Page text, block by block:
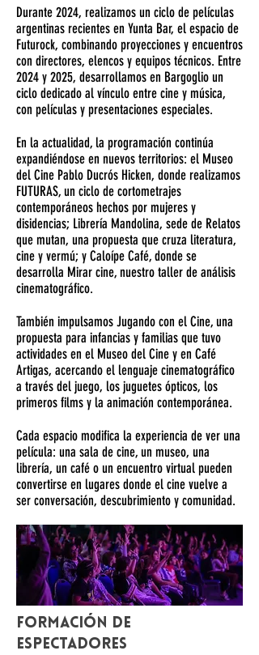
Durante 2024, realizamos un ciclo de películas
argentinas recientes en Yunta Bar, el espacio de
Futurock, combinando proyecciones y encuentros
con directores, elencos y equipos técnicos. Entre
2024 y 2025, desarrollamos en Bargoglio un
ciclo dedicado al vínculo entre cine y música,
con películas y presentaciones especiales.
En la actualidad, la programación continúa
expandiéndose en nuevos territorios: el Museo
del Cine Pablo Ducrós Hicken, donde realizamos
FUTURAS, un ciclo de cortometrajes
contemporáneos hechos por mujeres y
disidencias; Librería Mandolina, sede de Relatos
que mutan, una propuesta que cruza literatura,
cine y vermú; y Caloípe Café, donde se
desarrolla Mirar cine, nuestro taller de análisis
cinematográfico.
También impulsamos Jugando con el Cine, una
propuesta para infancias y familias que tuvo
actividades en el Museo del Cine y en Café
Artigas, acercando el lenguaje cinematográfico
a través del juego, los juguetes ópticos, los
primeros films y la animación contemporánea.
Cada espacio modifica la experiencia de ver una
película: una sala de cine, un museo, una
librería, un café o un encuentro virtual pueden
convertirse en lugares donde el cine vuelve a
ser conversación, descubrimiento y comunidad.
Formación de
espectadores